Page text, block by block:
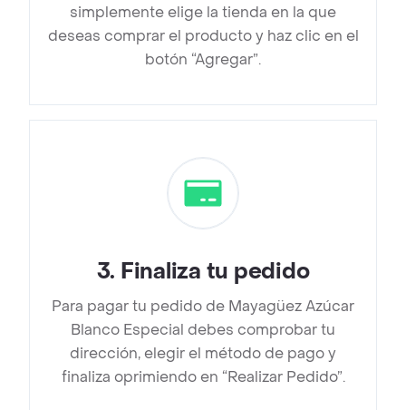
simplemente elige la tienda en la que
deseas comprar el producto y haz clic en el
botón “Agregar”.
3. Finaliza tu pedido
Para pagar tu pedido de Mayagüez Azúcar
Blanco Especial debes comprobar tu
dirección, elegir el método de pago y
finaliza oprimiendo en “Realizar Pedido”.